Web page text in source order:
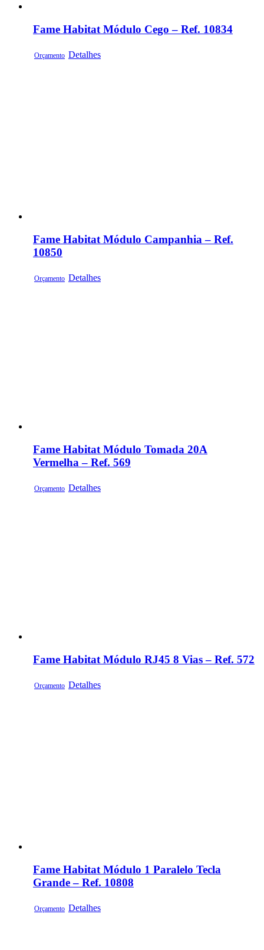
Fame Habitat Módulo Cego – Ref. 10834
Orçamento Detalhes
Fame Habitat Módulo Campanhia – Ref.
10850
Orçamento Detalhes
Fame Habitat Módulo Tomada 20A
Vermelha – Ref. 569
Orçamento Detalhes
Fame Habitat Módulo RJ45 8 Vias – Ref. 572
Orçamento Detalhes
Fame Habitat Módulo 1 Paralelo Tecla
Grande – Ref. 10808
Orçamento Detalhes